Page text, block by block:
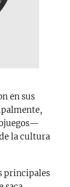
en sus
la cultura
principales